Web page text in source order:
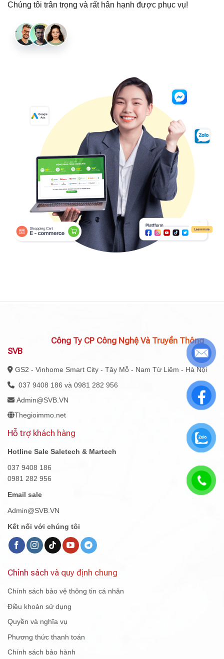
Chúng tôi trân trọng và rất hân hạnh được phục vụ!
Công Ty CP Công Nghệ Và Truyền Thông
SVB
GS2 - Vinhome Smart City - Tây Mỗ - Nam Từ Liêm - Hà Nội
037 9408 186 và 0981 282 956
Admin@SVB.VN
Thegioimmo.net
Hỗ trợ khách hàng
Hotline Sale Saletech & Martech
037 9408 186
0981 282 956
Email sale
Admin@SVB.VN
Kết nối với chúng tôi
Chính sách và quy định chung
Chính sách bảo vệ thông tin cá nhân
Điều khoản sử dụng
Quyền và nghĩa vụ
Phương thức thanh toán
Chính sách bảo hành